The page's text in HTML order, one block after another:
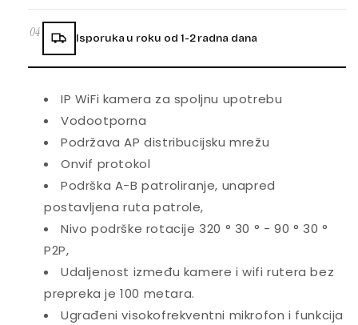
04 Isporuka u roku od 1-2 radna dana
IP WiFi kamera za spoljnu upotrebu
Vodootporna
Podržava AP distribucijsku mrežu
Onvif protokol
Podrška A-B patroliranje, unapred
postavljena ruta patrole,
Nivo podrške rotacije 320 ° 30 ° - 90 ° 30 °
P2P,
Udaljenost između kamere i wifi rutera bez
prepreka je 100 metara.
Ugrađeni visokofrekventni mikrofon i funkcija